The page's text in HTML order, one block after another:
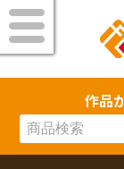
作品